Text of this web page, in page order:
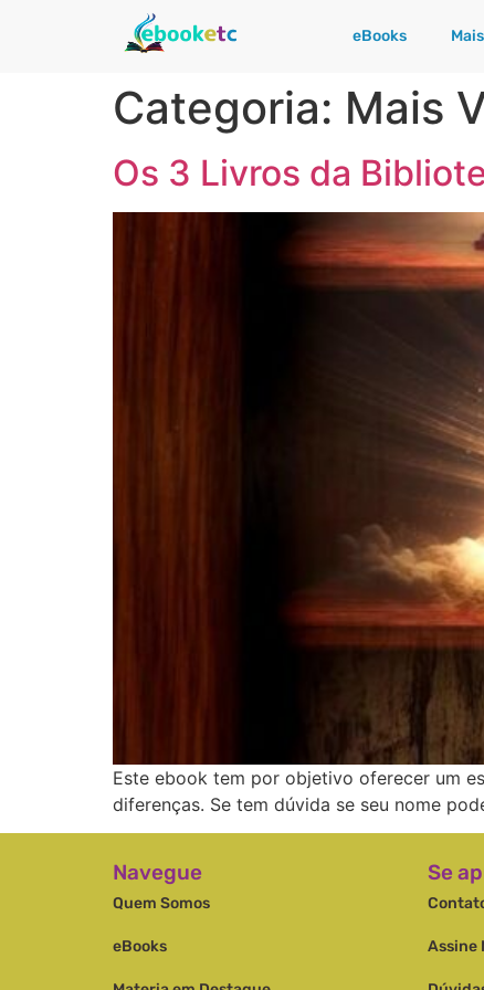
eBooks
Categoria: Mais
Os 3 Livros da
Este ebook tem por objetivo oferecer um
diferenças. Se tem dúvida se seu nome
Navegue
Quem Somos
eBooks
Se
Assine